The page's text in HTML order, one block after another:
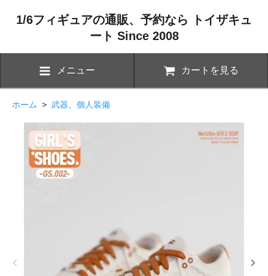
1/6フィギュアの通販、予約なら トイザキュ
ート Since 2008
メニュー カートを見る
ホーム > 武器、個人装備